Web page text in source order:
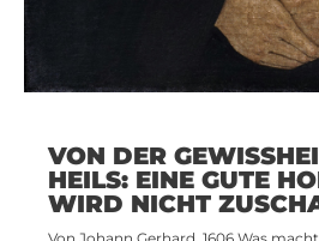
VON DER
HEILS: EINE GUTE
WIRD NICHT